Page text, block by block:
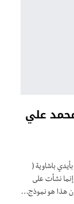
علي
باشاوية (
إنما نشأت على
هذا هو نموذج…